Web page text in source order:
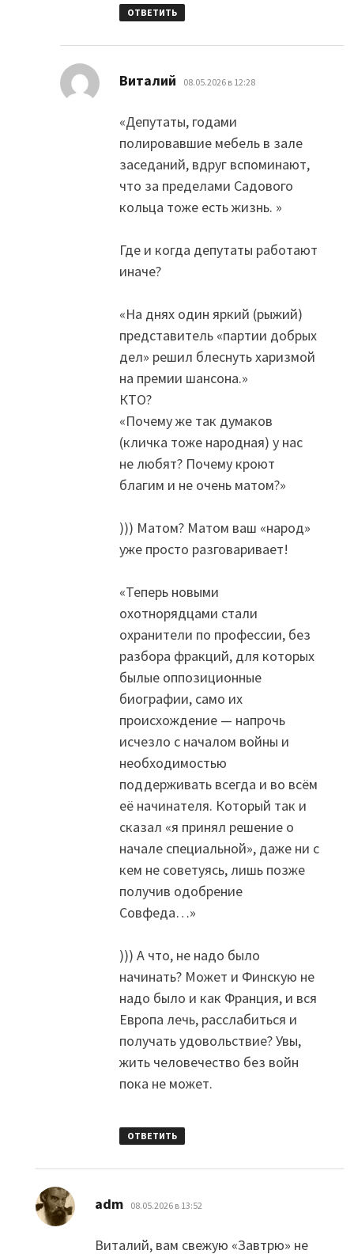
ОТВЕТИТЬ
Виталий 08.05.2026 в 12:28
«Депутаты, годами
полировавшие мебель в зале
заседаний, вдруг вспоминают,
что за пределами Садового
кольца тоже есть жизнь. »
Где и когда депутаты работают
иначе?
«На днях один яркий (рыжий)
представитель «партии добрых
дел» решил блеснуть харизмой
на премии шансона.»
КТО?
«Почему же так думаков
(кличка тоже народная) у нас
не любят? Почему кроют
благим и не очень матом?»
))) Матом? Матом ваш «народ»
уже просто разговаривает!
«Теперь новыми
охотнорядцами стали
охранители по профессии, без
разбора фракций, для которых
былые оппозиционные
биографии, само их
происхождение — напрочь
исчезло с началом войны и
необходимостью
поддерживать всегда и во всём
её начинателя. Который так и
сказал «я принял решение о
начале специальной», даже ни с
кем не советуясь, лишь позже
получив одобрение
Совфеда…»
))) А что, не надо было
начинать? Может и Финскую не
надо было и как Франция, и вся
Европа лечь, расслабиться и
получать удовольствие? Увы,
жить человечество без войн
пока не может.
ОТВЕТИТЬ
adm: 08.05.2026 в 13:52
Виталий, вам свежую «Завтрю» не